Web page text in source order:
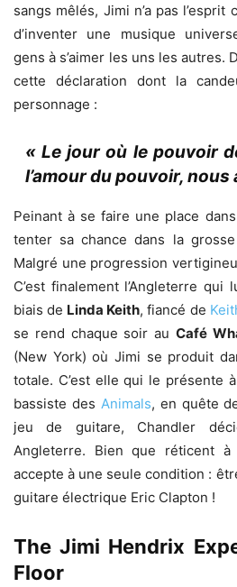
sangs mêlés, Jimi n’a pas
d’inventer une musique
gens à s’aimer les uns les autres.
cette déclaration dont la
personnage :
« Le jour où le pouvoir
l’amour du pouvoir,
Peinant à se faire une place
tenter sa chance dans la
Malgré une progression
C’est finalement l’Angleterre qui
biais de Linda Keith, fiancé de
se rend chaque soir au Café
(New York) où Jimi se produit
totale. C’est elle qui le présente
bassiste des Animals, en quête
jeu de guitare, Chandler
Angleterre. Bien que réticent
accepte à une seule condition :
guitare électrique Eric Clapton !
The Jimi Hendrix
Floor